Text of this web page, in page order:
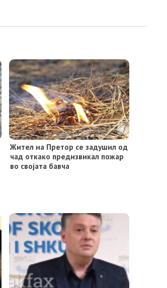
Жител на Претор се задушил од
чад откако предизвикал пожар
во својата бавча